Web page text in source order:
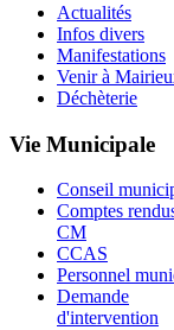
Actualités
Infos divers
Manifestations
Venir à
Déchèterie
Vie Municipale
Conseil
Comptes
CM
CCAS
Personnel
Demande
d'intervention